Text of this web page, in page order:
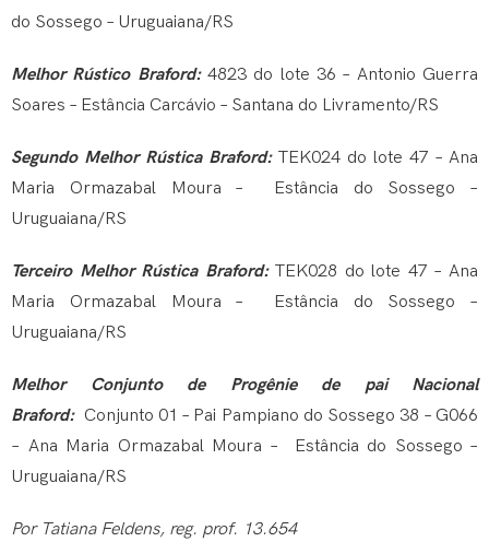
do Sossego – Uruguaiana/RS
Melhor Rústico Braford: 4823 do lote 36 – Antonio Guerra
Soares – Estância Carcávio – Santana do Livramento/RS
Segundo Melhor Rústica Braford: TEK024 do lote 47 – Ana
Maria Ormazabal Moura – Estância do Sossego –
Uruguaiana/RS
Terceiro Melhor Rústica Braford:TEK028 do lote 47 – Ana
Maria Ormazabal Moura – Estância do Sossego –
Uruguaiana/RS
Melhor Conjunto de Progênie de pai Nacional
Braford: Conjunto 01 – Pai Pampiano do Sossego 38 – G066
– Ana Maria Ormazabal Moura – Estância do Sossego –
Uruguaiana/RS
Por Tatiana Feldens, reg. prof. 13.654